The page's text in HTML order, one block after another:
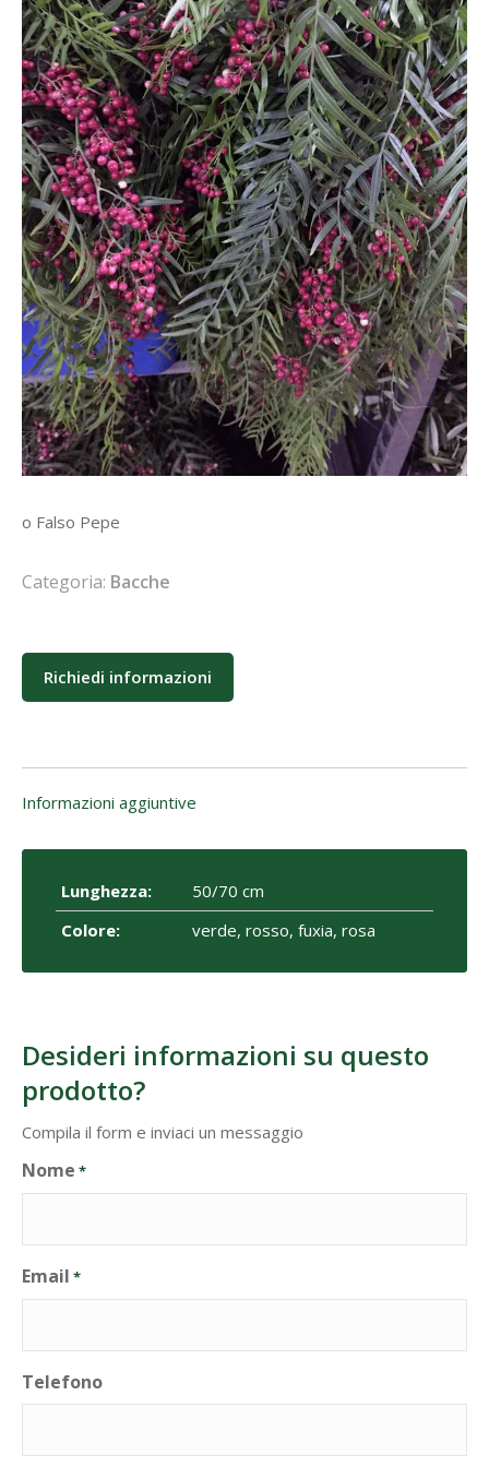
o Falso Pepe
Categoria: Bacche
Richiedi informazioni
Informazioni aggiuntive
Lunghezza:
50/70 cm
Colore:
verde, rosso, fuxia, rosa
Desideri informazioni su questo
prodotto?
Compila il form e inviaci un messaggio
Nome *
Email *
Telefono